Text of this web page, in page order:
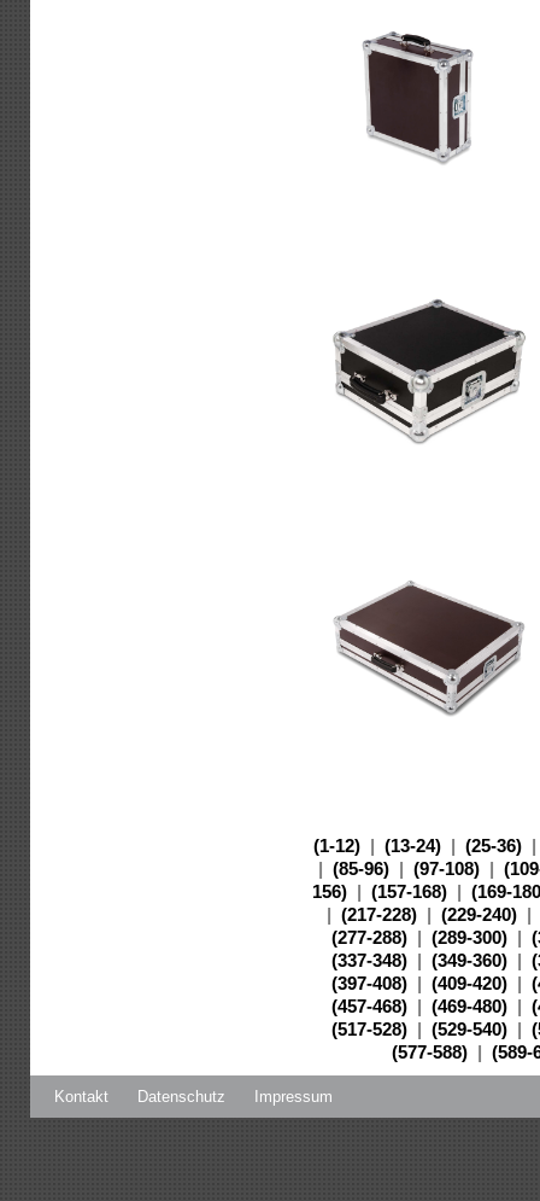
(1-12) | (13-24) | (25-36) |
| (85-96) | (97-108) |
156) | (157-168) | (169-
| (217-228) | (229-240) |
(277-288) | (289-300) |
(337-348) | (349-360) |
(397-408) | (409-420) |
(457-468) | (469-480) |
(517-528) | (529-540) |
(577-588) | (589-
Kontakt Datenschutz Impressum